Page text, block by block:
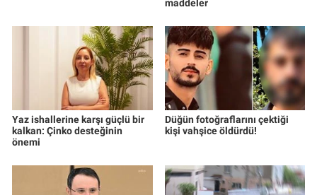
maddeler
Yaz ishallerine karşı güçlü bir
kalkan: Çinko desteğinin
önemi
Düğün fotoğraflarını çektiği
kişi vahşice öldürdü!